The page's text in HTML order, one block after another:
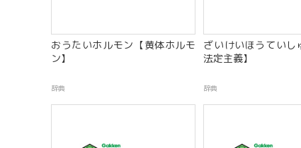
おうたいホルモン【黄体ホルモ
ン】
辞典
ざいけいほうていし
法定主義】
辞典